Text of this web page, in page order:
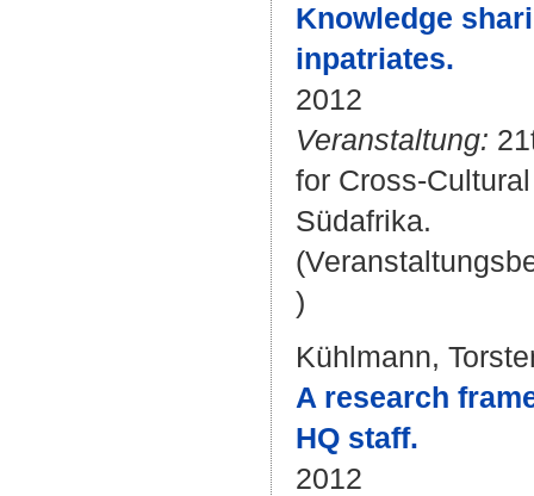
Knowledge
inpatriates.
2012
Veranstaltung:
for Cross-
Südafrika.
)
Kühlmann,
A research
HQ staff.
2012